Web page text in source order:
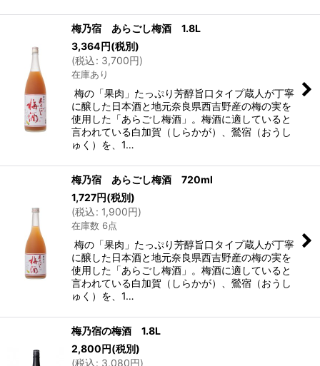
梅乃宿 あらごし梅酒 1.8L
3,364円(税別)
(税込: 3,700円)
在庫あり
梅の「果肉」たっぷり芳醇旨口タイプ蔵人が丁寧
に醸した日本酒と地元奈良県西吉野産の梅の実を
使用した「あらごし梅酒」。梅酒に適していると
言われている白加賀（しらかが）、鶯宿（おうし
ゅく）を、1…
梅乃宿 あらごし梅酒 720ml
1,727円(税別)
(税込: 1,900円)
在庫数 6点
梅の「果肉」たっぷり芳醇旨口タイプ蔵人が丁寧
に醸した日本酒と地元奈良県西吉野産の梅の実を
使用した「あらごし梅酒」。梅酒に適していると
言われている白加賀（しらかが）、鶯宿（おうし
ゅく）を、1…
梅乃宿の梅酒 1.8L
2,800円(税別)
(税込: 3,080円)